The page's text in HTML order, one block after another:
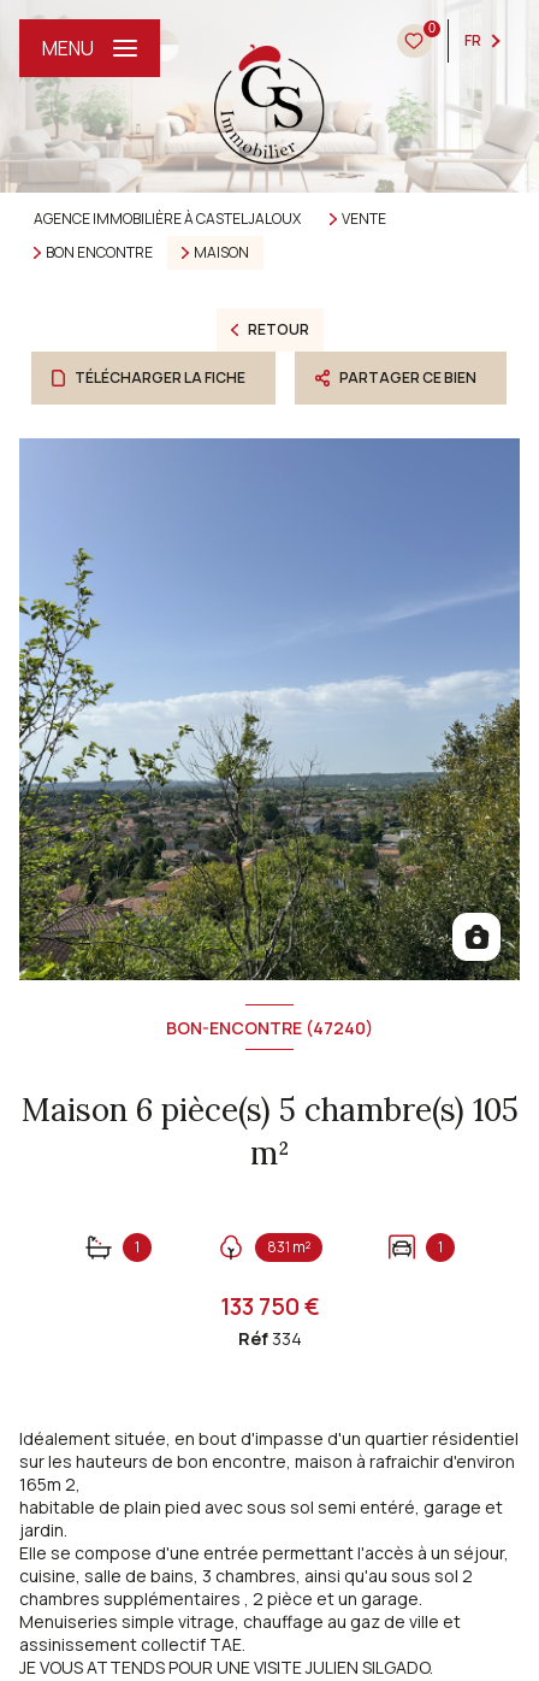
0
FR
MENU
AGENCE IMMOBILIÈRE À CASTELJALOUX
VENTE
BON ENCONTRE
MAISON
RETOUR
TÉLÉCHARGER LA FICHE PARTAGER CE BIEN
BON-ENCONTRE (47240)
Maison 6 pièce(s) 5 chambre(s) 105
m²
1 831 m² 1
133 750 €
Réf 334
Idéalement située, en bout d'impasse d'un quartier résidentiel
sur les hauteurs de bon encontre, maison à rafraichir d'environ
165m 2,
habitable de plain pied avec sous sol semi entéré, garage et
jardin.
Elle se compose d'une entrée permettant l'accès à un séjour,
cuisine, salle de bains, 3 chambres, ainsi qu'au sous sol 2
chambres supplémentaires , 2 pièce et un garage.
Menuiseries simple vitrage, chauffage au gaz de ville et
assinissement collectif TAE.
JE VOUS ATTENDS POUR UNE VISITE JULIEN SILGADO.